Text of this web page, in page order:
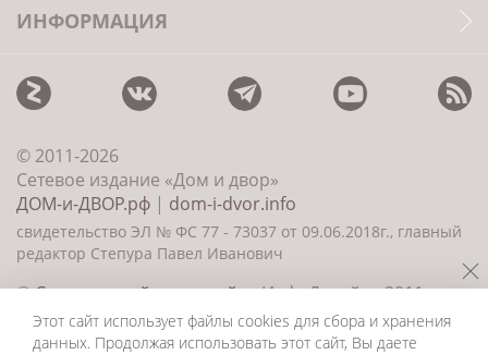
ИНФОРМАЦИЯ
© 2011-2026
Сетевое издание «Дом и двор»
ДОМ-и-ДВОР.рф | dom-i-dvor.info
свидетельство ЭЛ № ФС 77 - 73037 от 09.06.2018г., главный
редактор Степура Павел Иванович
©Создание сайта и дизайн«ИнфоДизайн» 2011—
2026
Этот сайт использует файлы cookies для сбора и хранения
данных. Продолжая использовать этот сайт, Вы даете